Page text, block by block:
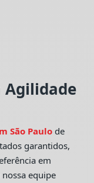
Agilidade
São Paulo de
garantidos,
em
nossa equipe